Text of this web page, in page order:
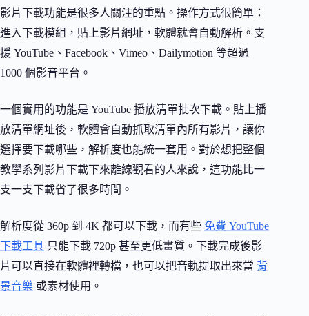
影片下載功能是很多人關注的重點。操作方式很簡單：
進入下載模組，貼上影片網址，軟體就會自動解析。支
援 YouTube、Facebook、Vimeo、Dailymotion 等超過
1000 個影音平台。
一個實用的功能是 YouTube 播放清單批次下載。貼上播
放清單網址後，軟體會自動抓取清單內所有影片，讓你
選擇要下載哪些，解析度也能統一套用。對於想把整個
教學系列影片下載下來離線觀看的人來說，這功能比一
支一支下載省了很多時間。
解析度從 360p 到 4K 都可以下載，而有些 免費 YouTube
下載工具 只能下載 720p 甚至更低畫質。下載完成後影
片可以直接在軟體裡轉檔，也可以把音軌提取出來當 背
景音樂 或素材使用。